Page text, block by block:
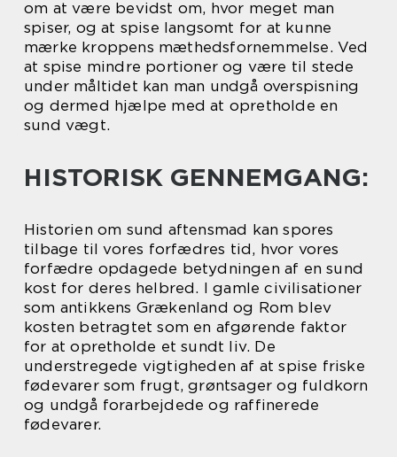
om at være bevidst om, hvor meget man
spiser, og at spise langsomt for at kunne
mærke kroppens mæthedsfornemmelse. Ved
at spise mindre portioner og være til stede
under måltidet kan man undgå overspisning
og dermed hjælpe med at opretholde en
sund vægt.
HISTORISK GENNEMGANG:
Historien om sund aftensmad kan spores
tilbage til vores forfædres tid, hvor vores
forfædre opdagede betydningen af en sund
kost for deres helbred. I gamle civilisationer
som antikkens Grækenland og Rom blev
kosten betragtet som en afgørende faktor
for at opretholde et sundt liv. De
understregede vigtigheden af at spise friske
fødevarer som frugt, grøntsager og fuldkorn
og undgå forarbejdede og raffinerede
fødevarer.